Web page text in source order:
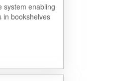
system enabling
in bookshelves